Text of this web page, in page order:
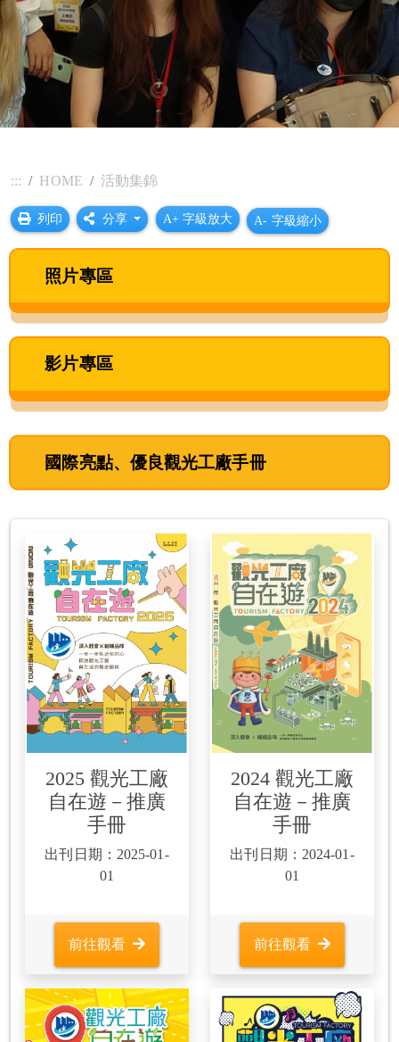
::: HOME 活動集錦
列印 分享 A+ 字級放大 A- 字級縮小
照片專區
影片專區
國際亮點、優良觀光工廠手冊
2025 觀光工廠
自在遊－推廣
手冊
出刊日期：2025-01-
01
前往觀看
2024 觀光工廠
自在遊－推廣
手冊
出刊日期：2024-01-
01
前往觀看